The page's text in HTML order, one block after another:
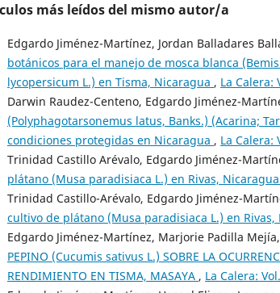
más leídos del mismo autor/a
Edgardo Jiménez-Martínez, Jordan Balladares
botánicos para el manejo de mosca blanca
lycopersicum L.) en Tisma, Nicaragua , La Calera:
Darwin Raudez-Centeno, Edgardo Jiménez-
(Polyphagotarsonemus latus, Banks.) (Acarina;
condiciones protegidas en Nicaragua , La Calera:
Trinidad Castillo Arévalo, Edgardo Jiménez-
plátano (Musa paradisiaca L.) en Rivas, Nicaragua
Trinidad Castillo-Arévalo, Edgardo Jiménez-
cultivo de plátano (Musa paradisiaca L.) en Rivas,
Edgardo Jiménez-Martínez, Marjorie Padilla Mejía,
PEPINO (Cucumis sativus L.) SOBRE LA
RENDIMIENTO EN TISMA, MASAYA , La Calera: